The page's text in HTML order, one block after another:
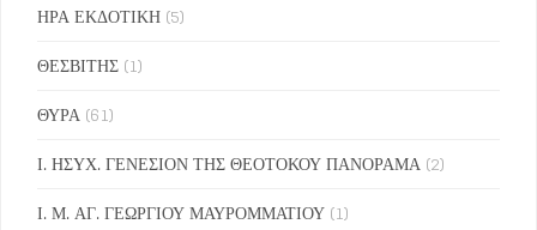
ΗΡΑ ΕΚΔΟΤΙΚΗ (5)
ΘΕΣΒΙΤΗΣ (1)
ΘΥΡΑ (61)
Ι. ΗΣΥΧ. ΓΕΝΕΣΙΟΝ ΤΗΣ ΘΕΟΤΟΚΟΥ ΠΑΝΟΡΑΜΑ (2)
Ι. Μ. ΑΓ. ΓΕΩΡΓΙΟΥ ΜΑΥΡΟΜΜΑΤΙΟΥ (1)